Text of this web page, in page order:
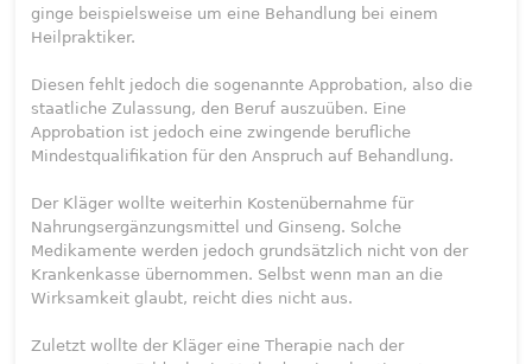
ginge beispielsweise um eine Behandlung bei einem
Heilpraktiker.
Diesen fehlt jedoch die sogenannte Approbation, also die
staatliche Zulassung, den Beruf auszuüben. Eine
Approbation ist jedoch eine zwingende berufliche
Mindestqualifikation für den Anspruch auf Behandlung.
Der Kläger wollte weiterhin Kostenübernahme für
Nahrungsergänzungsmittel und Ginseng. Solche
Medikamente werden jedoch grundsätzlich nicht von der
Krankenkasse übernommen. Selbst wenn man an die
Wirksamkeit glaubt, reicht dies nicht aus.
Zuletzt wollte der Kläger eine Therapie nach der